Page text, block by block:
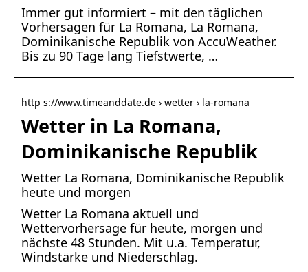
Immer gut informiert – mit den täglichen
Vorhersagen für La Romana, La Romana,
Dominikanische Republik von AccuWeather.
Bis zu 90 Tage lang Tiefstwerte, …
http s://www.timeanddate.de › wetter › la-romana
Wetter in La Romana,
Dominikanische Republik
Wetter La Romana, Dominikanische Republik
heute und morgen
Wetter La Romana aktuell und
Wettervorhersage für heute, morgen und
nächste 48 Stunden. Mit u.a. Temperatur,
Windstärke und Niederschlag.